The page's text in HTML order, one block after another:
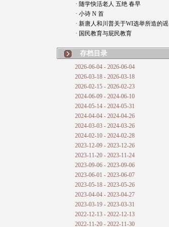
· 随学快活老人 五绝 春早
· 小诗 N 首
· 新唐人和川普关于WI选举所造的谣
· 国民教育与屁民教育
存档目录
2026-06-04 - 2026-06-04
2026-03-18 - 2026-03-18
2026-02-15 - 2026-02-23
2024-06-09 - 2024-06-10
2024-05-14 - 2024-05-31
2024-04-04 - 2024-04-26
2024-03-03 - 2024-03-26
2024-02-10 - 2024-02-28
2023-12-09 - 2023-12-26
2023-11-20 - 2023-11-24
2023-09-06 - 2023-09-06
2023-06-01 - 2023-06-07
2023-05-18 - 2023-05-26
2023-04-04 - 2023-04-27
2023-03-19 - 2023-03-31
2022-12-13 - 2022-12-13
2022-11-20 - 2022-11-30